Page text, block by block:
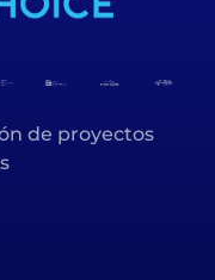
de proyectos